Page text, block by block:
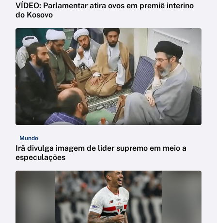
VÍDEO: Parlamentar atira ovos em premiê interino
do Kosovo
Mundo
Irã divulga imagem de líder supremo em meio a
especulações